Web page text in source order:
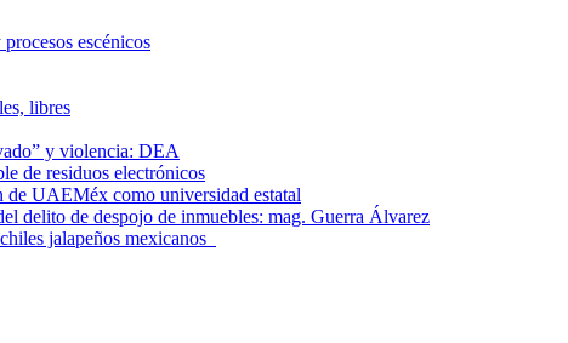
escénicos
libres
y violencia: DEA
de residuos electrónicos
de UAEMéx como universidad estatal
delito de despojo de inmuebles: mag. Guerra Álvarez
jalapeños mexicanos